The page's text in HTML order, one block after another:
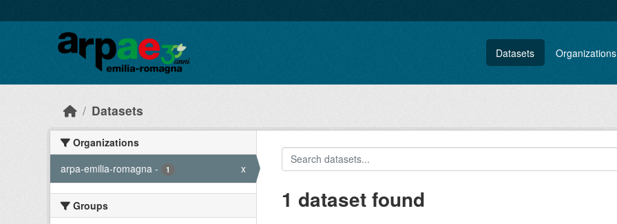
Datasets Organizations
Datasets
Organizations
arpa-emilia-romagna - 1 x
Groups
1 dataset found